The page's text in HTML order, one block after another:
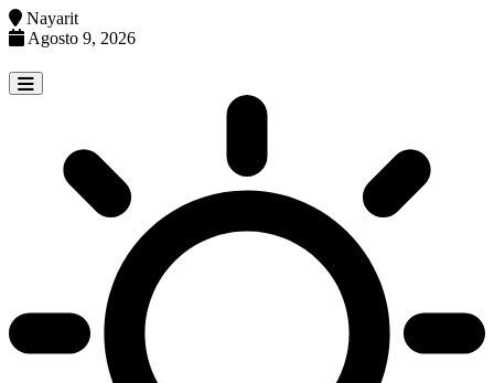
Nayarit
Agosto 9, 2026
to
content